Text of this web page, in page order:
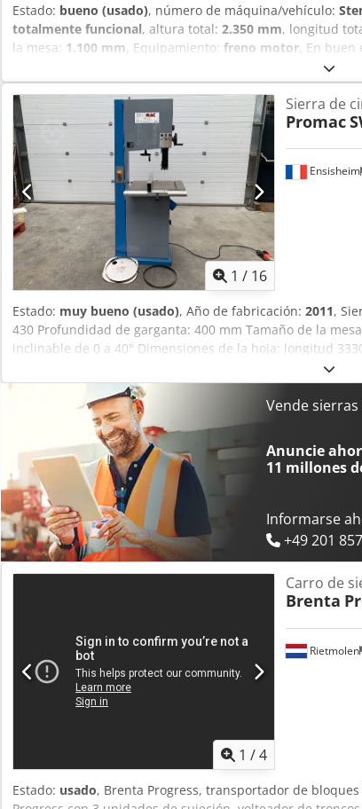
Estado: bueno (usado), número de máquina/vehículo:
totalmente funcional, altura total: 2.350 mm, longitud
la mesa: 1.100 mm, Equipamiento: freno motor, En buen
Máquina robusta y fiable, ideal para aserraderos.
contacto con nosotros si necesita información adicional o
ver en funcionamiento.
1 / 16
Ensisheim
Sierra de
Promac
Estado: muy bueno (usado), Año de fabricación: 2011,
430 Profundidad de garganta: 400 mm Tamaño de la
inclinable de 0 a 40° Dimensiones de la hoja: longitud
corte: 200 mm Codpfx Aiszm Sqxs Djha Diámetro de las
1,5 kW Ancho: 800 mm Profundidad: 900 mm Altura:
2011 (máquina en muy buen estado) Se suministra con 2
Vende
Anuncie
11 millones
Informarse
+49 201
1 /4
Rietmolen
Carro de
Brenta
Estado: usado, Brenta Progress, transportador de